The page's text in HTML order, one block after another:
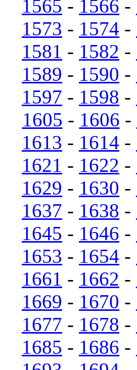
1565 - 1566 -
1573 - 1574 -
1581 - 1582 -
1589 - 1590 -
1597 - 1598 -
1605 - 1606 -
1613 - 1614 -
1621 - 1622 -
1629 - 1630 -
1637 - 1638 -
1645 - 1646 -
1653 - 1654 -
1661 - 1662 -
1669 - 1670 -
1677 - 1678 -
1685 - 1686 -